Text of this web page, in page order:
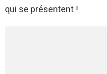
qui se présentent !